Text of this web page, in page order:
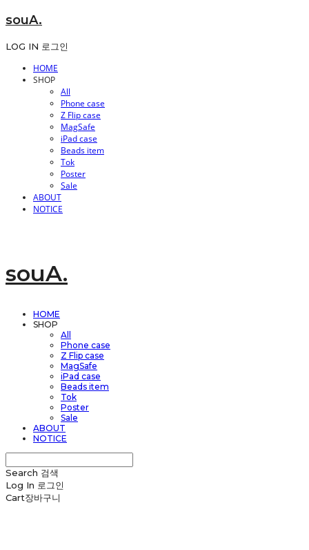
souA.
LOG IN 로그인
HOME
SHOP
All
Phone case
Z Flip case
MagSafe
iPad case
Beads item
Tok
Poster
Sale
ABOUT
NOTICE
souA.
HOME
SHOP
All
Phone case
Z Flip case
MagSafe
iPad case
Beads item
Tok
Poster
Sale
ABOUT
NOTICE
Search 검색
Log In 로그인
Cart장바구니